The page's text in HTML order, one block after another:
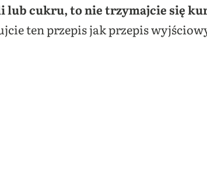
lub cukru, to nie trzymajcie się
ten przepis jak przepis